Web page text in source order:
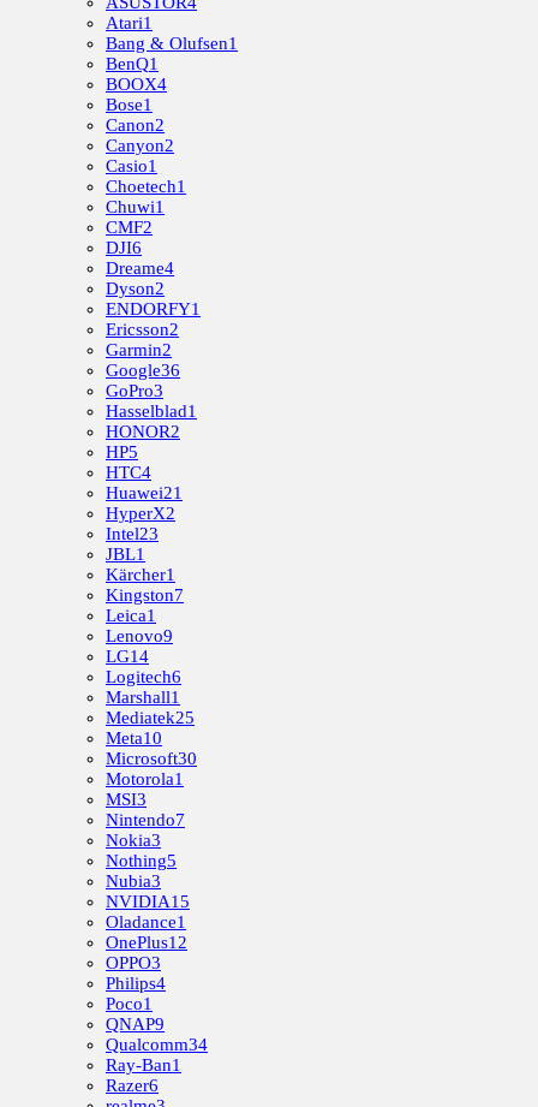
Atari1
Bang & Olufsen1
BenQ1
BOOX4
Bose1
Canon2
Canyon2
Casio1
Choetech1
Chuwi1
CMF2
DJI6
Dreame4
Dyson2
ENDORFY1
Ericsson2
Garmin2
Google36
GoPro3
Hasselblad1
HONOR2
HP5
HTC4
Huawei21
HyperX2
Intel23
JBL1
Kärcher1
Kingston7
Leica1
Lenovo9
LG14
Logitech6
Marshall1
Mediatek25
Meta10
Microsoft30
Motorola1
MSI3
Nintendo7
Nokia3
Nothing5
Nubia3
NVIDIA15
Oladance1
OnePlus12
OPPO3
Philips4
Poco1
QNAP9
Qualcomm34
Ray-Ban1
Razer6